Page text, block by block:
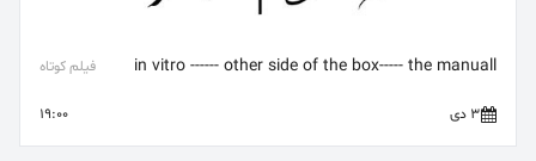
in vitro ------ other side of the box----- the manuall فیلم کوتاه
3 دی 19:00